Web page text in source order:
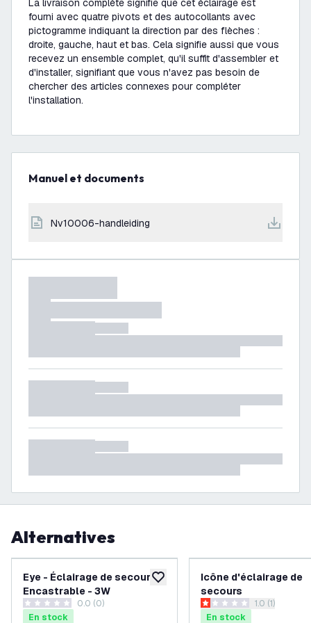
La livraison complète signifie que cet éclairage est
fourni avec quatre pivots et des autocollants avec
pictogramme indiquant la direction par des flèches :
droite, gauche, haut et bas. Cela signifie aussi que vous
recevez un ensemble complet, qu'il suffit d'assembler et
d'installer, signifiant que vous n'avez pas besoin de
chercher des articles connexes pour compléter
l'installation.
Manuel et documents
nv10006-handleiding
Alternatives
ajouter à la liste de souhaits
Eye - Éclairage de secours
Encastrable - 3W
0 étoiles de notation
0.0 (0)
En stock
Icône d'éclairage de
secours
ouvrir le tiroir
1 étoiles de notation
1.0 (1)
En stock